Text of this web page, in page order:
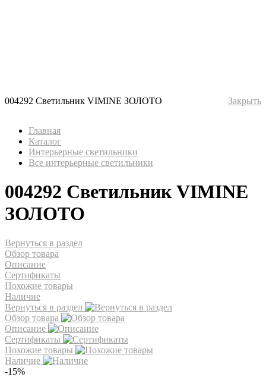
004292 Светильник VIMINE ЗОЛОТО Закрыть
Главная
Каталог
Интерьерные светильники
Все интерьерные светильники
004292 Светильник VIMINE
ЗОЛОТО
Вернуться в раздел
Обзор товара
Описание
Сертификаты
Похожие товары
Наличие
Вернуться в раздел
Обзор товара
Описание
Сертификаты
Похожие товары
Наличие
-15%